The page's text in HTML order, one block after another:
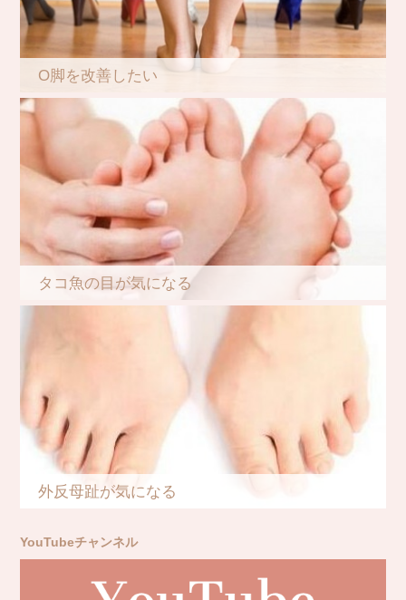
O脚を改善したい
タコ魚の目が気になる
外反母趾が気になる
YouTubeチャンネル